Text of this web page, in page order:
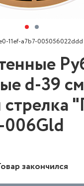
11ef-a7b7-005056022ddd
d-39
006Gld
закончился